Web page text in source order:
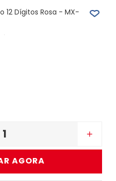
12 Dígitos Rosa - MX-
＋
AGORA